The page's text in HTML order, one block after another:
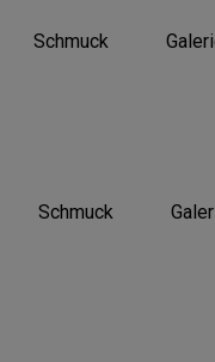
Schmuck
Schmuck